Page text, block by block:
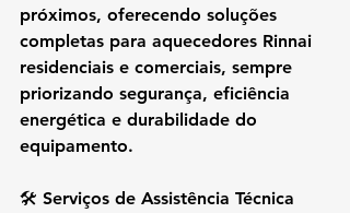
próximos, oferecendo soluções
completas para aquecedores Rinnai
residenciais e comerciais, sempre
priorizando segurança, eficiência
energética e durabilidade do
equipamento.
🛠️ Serviços de Assistência Técnica